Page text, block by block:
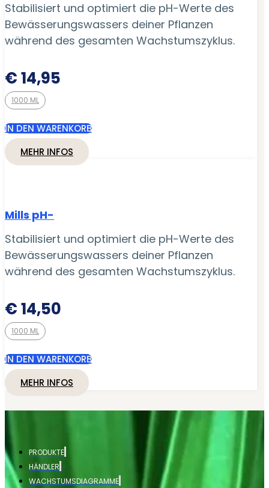
Stabilisiert und optimiert die pH-Werte des
Bewässerungswassers deiner Pflanzen
während des gesamten Wachstumszyklus.
€14,95
1000 ML
IN DEN WARENKORB
MEHR INFOS
Mills pH-
Stabilisiert und optimiert die pH-Werte des
Bewässerungswassers deiner Pflanzen
während des gesamten Wachstumszyklus.
€14,50
1000 ML
IN DEN WARENKORB
MEHR INFOS
PRODUKTE
HÄNDLER
WACHSTUMSDIAGRAMME